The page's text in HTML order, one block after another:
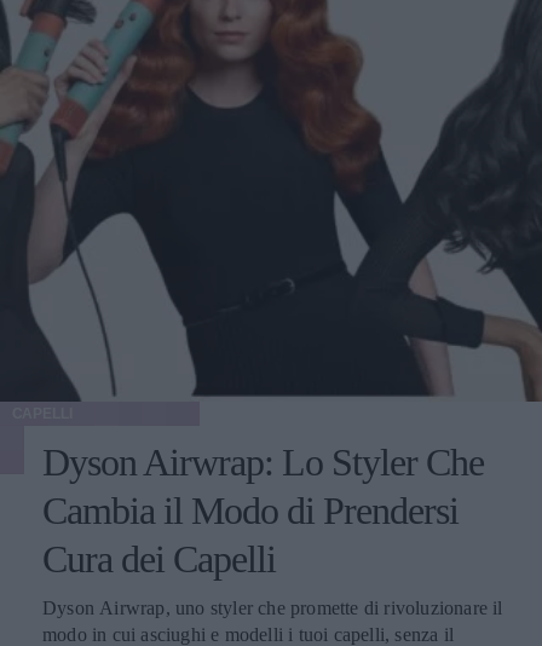
Dyson Airwrap: Lo Styler Che
Cambia il Modo di Prendersi
Cura dei Capelli
Dyson Airwrap, uno styler che promette di rivoluzionare il
modo in cui asciughi e modelli i tuoi capelli, senza il